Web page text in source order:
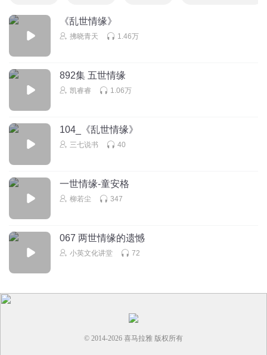
《乱世情缘》
拂晓青天 1.46万
892集 五世情缘
凯睿睿 1.06万
104_《乱世情缘》
三七说书 40
一世情缘-童安格
柳若尘 347
067 两世情缘的遗憾
小英文化讲堂 72
© 2014-2026 喜马拉雅 版权所有